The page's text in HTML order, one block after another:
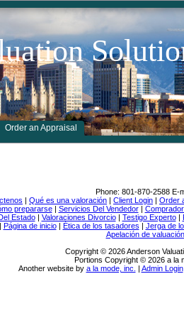
Order an Appraisal
Phone: 801-870-2588 E-
| Qué es una valoración | Client Login | Order
prepararse| Servicios Del Vendedor|
Estado| Valoraciones Divorcio| Testigo Experto|
| Página de inicio| Ética de los tasadores | Jerga de
Apelación de valuación
Copyright © 2026 Anderson
Portions Copyright © 2026 a la
Another website by a la mode, inc. | Admin Login